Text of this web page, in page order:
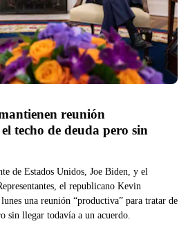
reunión
techo de deuda pero sin
de Estados Unidos, Joe Biden, y el
el republicano Kevin
una reunión “productiva” para tratar de
sin llegar todavía a un acuerdo.